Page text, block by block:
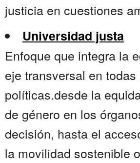
justicia en cuestiones
Universidad justa
Enfoque que integra la
eje transversal en todas
políticas.desde la
de género en los
decisión, hasta el
la movilidad sostenible